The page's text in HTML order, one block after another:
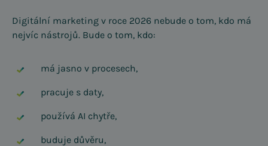
Digitální marketing v roce 2026 nebude o tom, kdo má
nejvíc nástrojů. Bude o tom, kdo:
má jasno v procesech,
pracuje s daty,
používá AI chytře,
buduje důvěru,